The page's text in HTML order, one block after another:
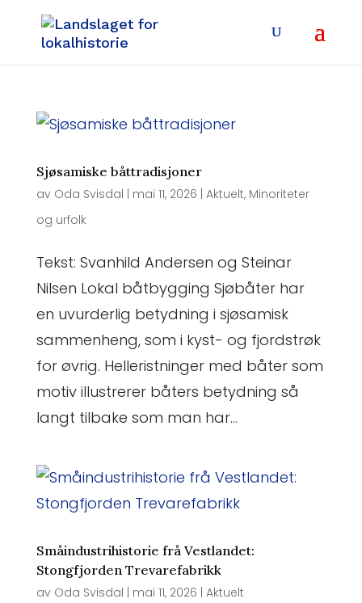
Sjøsamiske båttradisjoner
av Oda Svisdal mai 11, 2026 Aktuelt, Minoriteter
og urfolk
Tekst: Svanhild Andersen og Steinar
Nilsen Lokal båtbygging Sjøbåter har
en uvurderlig betydning i sjøsamisk
sammenheng, som i kyst- og fjordstrøk
for øvrig. Helleristninger med båter som
motiv illustrerer båters betydning så
langt tilbake som man har...
Småindustrihistorie frå Vestlandet:
Stongfjorden Trevarefabrikk
av Oda Svisdal mai 11, 2026 Aktuelt